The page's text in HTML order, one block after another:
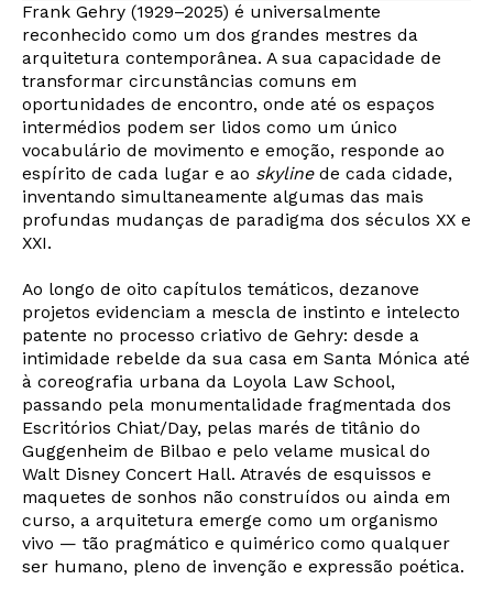
Frank Gehry (1929–2025) é universalmente
reconhecido como um dos grandes mestres da
arquitetura contemporânea. A sua capacidade de
transformar circunstâncias comuns em
oportunidades de encontro, onde até os espaços
intermédios podem ser lidos como um único
vocabulário de movimento e emoção, responde ao
espírito de cada lugar e ao skylinede cada cidade,
inventando simultaneamente algumas das mais
profundas mudanças de paradigma dos séculos XX e
XXI.
Ao longo de oito capítulos temáticos, dezanove
projetos evidenciam a mescla de instinto e intelecto
patente no processo criativo de Gehry: desde a
intimidade rebelde da sua casa em Santa Mónica até
à coreografia urbana da Loyola Law School,
passando pela monumentalidade fragmentada dos
Escritórios Chiat/Day, pelas marés de titânio do
Guggenheim de Bilbao e pelo velame musical do
Walt Disney Concert Hall. Através de esquissos e
maquetes de sonhos não construídos ou ainda em
curso, a arquitetura emerge como um organismo
vivo — tão pragmático e quimérico como qualquer
ser humano, pleno de invenção e expressão poética.